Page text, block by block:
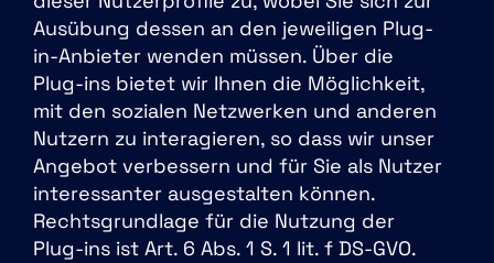
Ausübung dessen an den jeweiligen Plug-
in-Anbieter wenden müssen. Über die
Plug-ins bietet wir Ihnen die Möglichkeit,
mit den sozialen Netzwerken und anderen
Nutzern zu interagieren, so dass wir unser
Angebot verbessern und für Sie als Nutzer
interessanter ausgestalten können.
Rechtsgrundlage für die Nutzung der
Plug-ins ist Art. 6 Abs. 1 S. 1 lit. f DS-GVO.